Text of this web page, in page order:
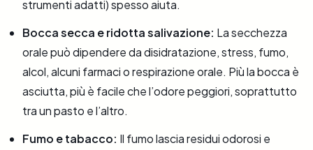
strumenti adatti) spesso aiuta.
Bocca secca e ridotta salivazione: La secchezza
orale può dipendere da disidratazione, stress, fumo,
alcol, alcuni farmaci o respirazione orale. Più la bocca è
asciutta, più è facile che l’odore peggiori, soprattutto
tra un pasto e l’altro.
Fumo e tabacco: Il fumo lascia residui odorosi e